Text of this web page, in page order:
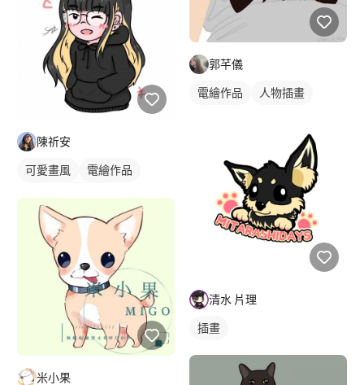
陳祈安
可愛畫風
電繪作品
米小果
郭芊儀
電繪作品 人物插畫
清水 片理
插畫